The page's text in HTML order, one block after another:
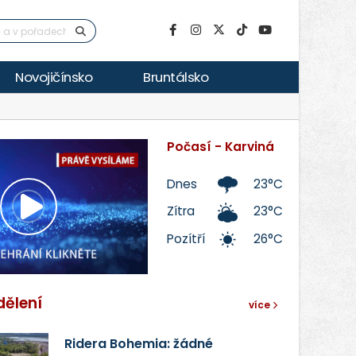
Novojičínsko Bruntálsko
Přehrát
video
Počasí - Karviná
Dnes
23°C
Zítra
23°C
Pozítří
26°C
více
Ridera Bohemia: žádné